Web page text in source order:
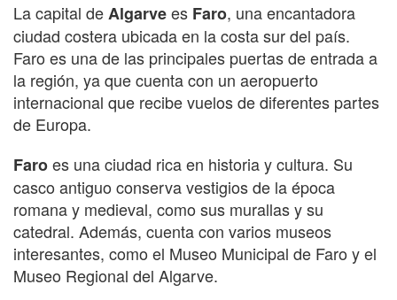
La capital deAlgarvees Faro, una encantadora
ciudad costera ubicada en la costa sur del país.
Faro es una de las principales puertas de entrada a
la región, ya que cuenta con un aeropuerto
internacional que recibe vuelos de diferentes partes
de Europa.
Faroes una ciudad rica en historia y cultura. Su
casco antiguo conserva vestigios de la época
romana y medieval, como sus murallas y su
catedral. Además, cuenta con varios museos
interesantes, como el Museo Municipal de Faro y el
Museo Regional del Algarve.